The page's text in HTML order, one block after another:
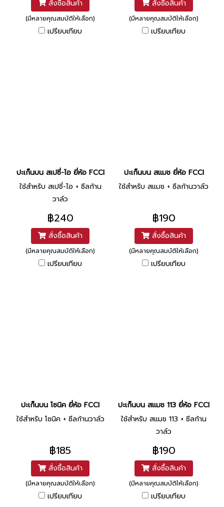
สั่งซื้อสินค้า
(มีหลายคุณสมบัติให้เลือก)
เปรียบเทียบ
สั่งซื้อสินค้า
(มีหลายคุณสมบัติให้เลือก)
เปรียบเทียบ
ปะเก็นบน สเปซี่-ไอ ยี่ห้อ FCCI
ใช้สำหรับ สเปซี่-ไอ + ซีลก้าน
วาล์ว
฿240
สั่งซื้อสินค้า
(มีหลายคุณสมบัติให้เลือก)
เปรียบเทียบ
ปะเก็นบน สแมช ยี่ห้อ FCCI
ใช้สำหรับ สแมช + ซีลก้านวาล์ว
฿190
สั่งซื้อสินค้า
(มีหลายคุณสมบัติให้เลือก)
เปรียบเทียบ
ปะเก็นบน โซนิค ยี่ห้อ FCCI
ใช้สำหรับ โซนิค + ซีลก้านวาล์ว
฿185
สั่งซื้อสินค้า
(มีหลายคุณสมบัติให้เลือก)
เปรียบเทียบ
ปะเก็นบน สแมช 113 ยี่ห้อ FCCI
ใช้สำหรับ สแมช 113 + ซีลก้าน
วาล์ว
฿190
สั่งซื้อสินค้า
(มีหลายคุณสมบัติให้เลือก)
เปรียบเทียบ